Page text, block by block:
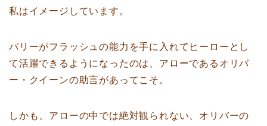
私はイメージしています。
バリーがフラッシュの能力を手に入れてヒーローとし
て活躍できるようになったのは、アローであるオリバ
ー・クイーンの助言があってこそ。
しかも、アローの中では絶対観られない、オリバーの